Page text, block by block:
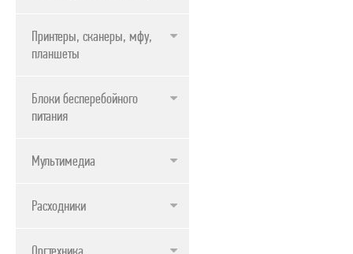
Принтеры, сканеры, мфу,
планшеты
Блоки бесперебойного
питания
Мультимедиа
Расходники
Оргтехника